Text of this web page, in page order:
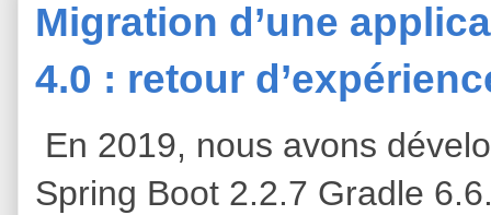
Migration d’une
4.0 : retour
En 2019, nous avons
Spring Boot 2.2.7 Gradle